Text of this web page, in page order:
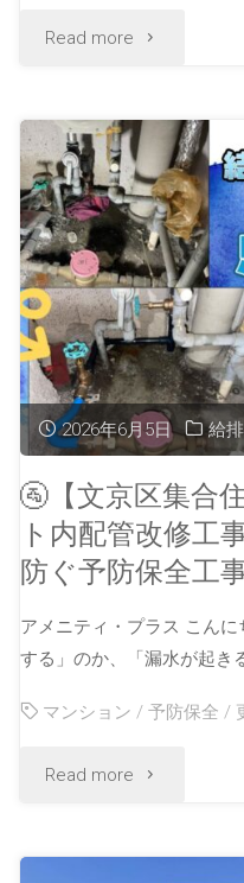
Read more
2026年6月5日 給
🚰【文京区集合
ト内配管改修工
防ぐ予防保全工
アメニティ・プラス こん
する」のか、「漏水が起き
マンション /予防保全 /
Read more